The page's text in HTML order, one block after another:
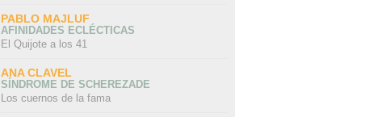
PABLO MAJLUF
AFINIDADES ECLÉCTICAS
El Quijote a los 41
ANA CLAVEL
SÍNDROME DE SCHEREZADE
Los cuernos de la fama